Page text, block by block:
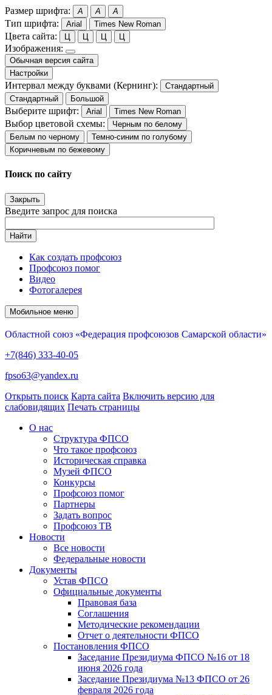
Размер шрифта: A A A
Тип шрифта: Arial Times New Roman
Цвета сайта: Ц Ц Ц Ц
Изображения:
Обычная версия сайта
Настройки
Интервал между буквами (Кернинг):
Стандартный
Стандартный
Большой
Выберите шрифт: Arial Times New Roman
Выбор цветовой схемы:
Черным по белому
Белым по черному
Темно-синим по голубому
Коричневым по бежевому
Поиск по сайту
Закрыть
Введите запрос для поиска
Найти
Как создать профсоюз
Профсоюз помог
Видео
Фотогалерея
Мобильное меню
Областной союз «Федерация профсоюзов Самарской области»
+7(846) 333-40-05
fpso63@yandex.ru
Открыть поиск Карта сайта Включить версию для
слабовидящих Печать страницы
О нас
Структура ФПСО
Что такое профсоюз
Историческая справка
Музей ФПСО
Конкурсы
Профсоюз помог
Партнеры
Задать вопрос
Профсоюз ТВ
Новости
Все новости
Федеральные новости
Документы
Устав ФПСО
Официальные документы
Правовая база
Соглашения
Методические рекомендации
Отчет о деятельности ФПСО
Постановления ФПСО
Заседание Президиума ФПСО №16 от 18
июня 2026 года
Заседание Президиума №13 ФПСО от 26
февраля 2026 года